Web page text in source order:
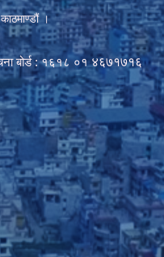
।
बोर्ड : १६१८ ०१४६७१७१६